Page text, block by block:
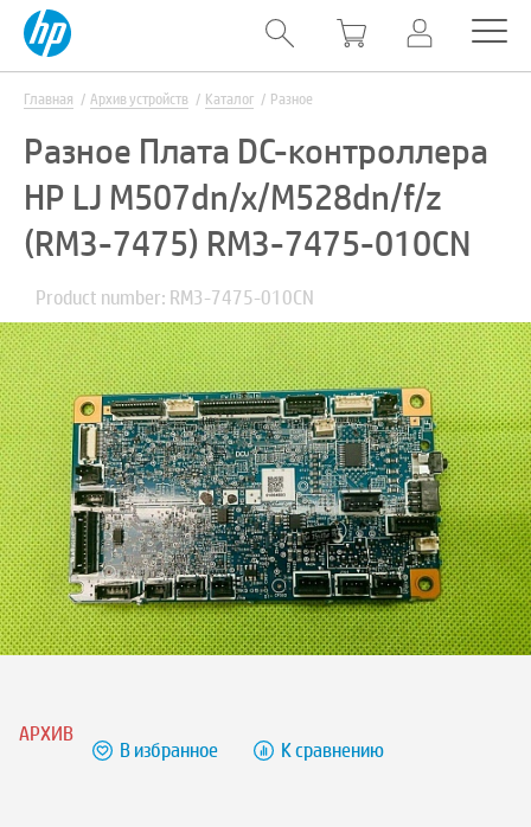
Главная Архив устройств Каталог Разное
Разное Плата DC-контроллера
HP LJ M507dn/x/M528dn/f/z
(RM3-7475) RM3-7475-010CN
Product number: RM3-7475-010CN
АРХИВ
В избранное К сравнению